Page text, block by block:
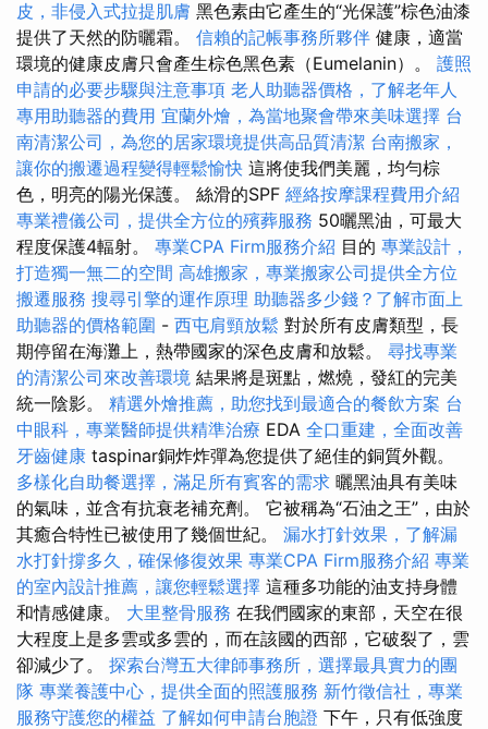
皮，非侵入式拉提肌膚 黑色素由它產生的“光保護”棕色油漆
提供了天然的防曬霜。 信賴的記帳事務所夥伴 健康，適當
環境的健康皮膚只會產生棕色黑色素（Eumelanin）。 護照
申請的必要步驟與注意事項 老人助聽器價格，了解老年人
專用助聽器的費用 宜蘭外燴，為當地聚會帶來美味選擇 台
南清潔公司，為您的居家環境提供高品質清潔 台南搬家，
讓你的搬遷過程變得輕鬆愉快 這將使我們美麗，均勻棕
色，明亮的陽光保護。 絲滑的SPF 經絡按摩課程費用介紹
專業禮儀公司，提供全方位的殯葬服務 50曬黑油，可最大
程度保護4輻射。 專業CPA Firm服務介紹 目的 專業設計，
打造獨一無二的空間 高雄搬家，專業搬家公司提供全方位
搬遷服務 搜尋引擎的運作原理 助聽器多少錢？了解市面上
助聽器的價格範圍 - 西屯肩頸放鬆 對於所有皮膚類型，長
期停留在海灘上，熱帶國家的深色皮膚和放鬆。 尋找專業
的清潔公司來改善環境 結果將是斑點，燃燒，發紅的完美
統一陰影。 精選外燴推薦，助您找到最適合的餐飲方案 台
中眼科，專業醫師提供精準治療 EDA 全口重建，全面改善
牙齒健康 taspinar銅炸炸彈為您提供了絕佳的銅質外觀。
多樣化自助餐選擇，滿足所有賓客的需求 曬黑油具有美味
的氣味，並含有抗衰老補充劑。 它被稱為“石油之王”，由於
其癒合特性已被使用了幾個世紀。 漏水打針效果，了解漏
水打針撐多久，確保修復效果 專業CPA Firm服務介紹 專業
的室內設計推薦，讓您輕鬆選擇 這種多功能的油支持身體
和情感健康。 大里整骨服務 在我們國家的東部，天空在很
大程度上是多雲或多雲的，而在該國的西部，它破裂了，雲
卻減少了。 探索台灣五大律師事務所，選擇最具實力的團
隊 專業養護中心，提供全面的照護服務 新竹徵信社，專業
服務守護您的權益 了解如何申請台胞證 下午，只有低強度